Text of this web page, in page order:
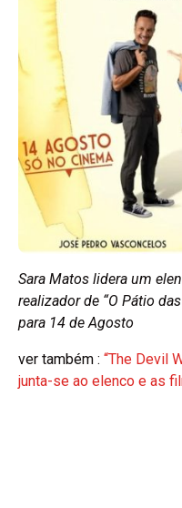
Sara Matos lidera um
realizador de “O Pátio
para 14 de Agosto
ver também : “The Devil
junta-se ao elenco e as